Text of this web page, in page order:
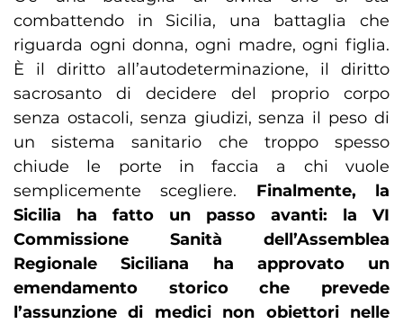
combattendo in Sicilia, una battaglia che
riguarda ogni donna, ogni madre, ogni figlia.
È il diritto all’autodeterminazione, il diritto
sacrosanto di decidere del proprio corpo
senza ostacoli, senza giudizi, senza il peso di
un sistema sanitario che troppo spesso
chiude le porte in faccia a chi vuole
semplicemente scegliere. Finalmente, la
Sicilia ha fatto un passo avanti: la VI
Commissione Sanità dell’Assemblea
Regionale Siciliana ha approvato un
emendamento storico che prevede
l’assunzione di medici non obiettori nelle